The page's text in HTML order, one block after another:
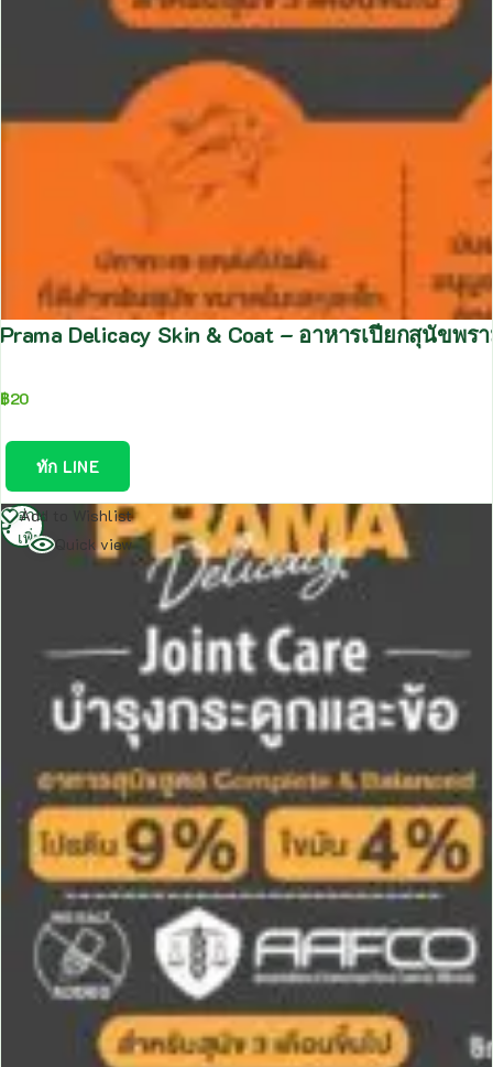
Prama Delicacy Skin & Coat – อาหารเปียกสุนัขพ
฿20
ทัก LINE
Add to Wishlist
Quick view
อ่าน
เพิ่ม